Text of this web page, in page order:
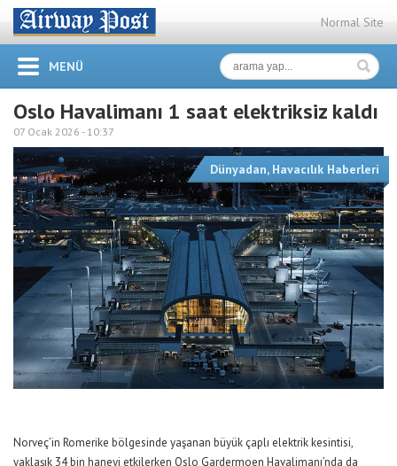
Normal Site
MENÜ
Oslo Havalimanı 1 saat elektriksiz kaldı
07 Ocak 2026 - 10:37
Dünyadan, Havacılık Haberleri
Norveç’in Romerike bölgesinde yaşanan büyük çaplı elektrik kesintisi,
yaklaşık 34 bin haneyi etkilerken Oslo Gardermoen Havalimanı’nda da